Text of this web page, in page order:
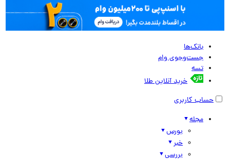
بانک‌ها
جست‌وجوی وام
تسه
خرید آنلاین طلا
حساب کاربری
مجله
بورس
خبر
بررسی